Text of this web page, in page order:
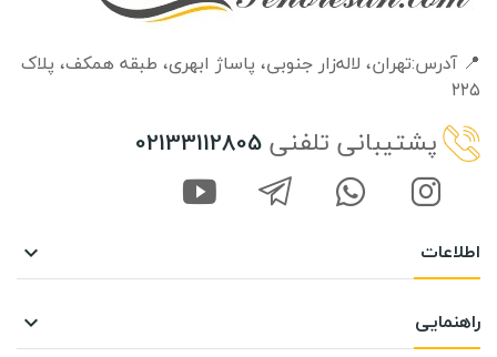
📍 آدرس:تهران، لاله‌زار جنوبی، پاساژ ابهری، طبقه‌ همکف، پلاک
۲۲۵
پشتیبانی تلفنی 02133112805
اطلاعات 
راهنمایی 